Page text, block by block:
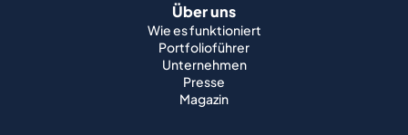
Über uns
Wie es funktioniert
Portfolioführer
Unternehmen
Presse
Magazin